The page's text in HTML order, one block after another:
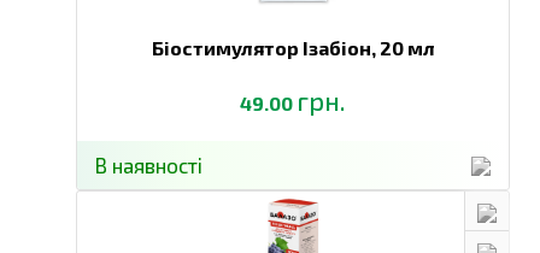
Біостимулятор Ізабіон, 20 мл
49.00 грн.
В наявності